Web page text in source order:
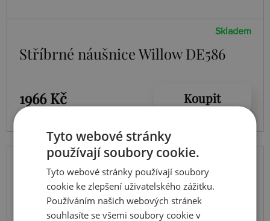
Skladem
Stříbrné náušnice Willow DE586
1966 Kč Koupit
Tyto webové stránky
používají soubory cookie.
Tyto webové stránky používají soubory
cookie ke zlepšení uživatelského zážitku.
Používáním našich webových stránek
souhlasíte se všemi soubory cookie v